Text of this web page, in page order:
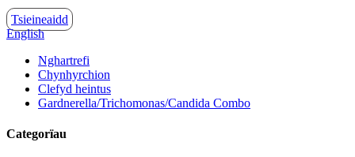
Tsieineaidd
English
Nghartrefi
Chynhyrchion
Clefyd heintus
Gardnerella/Trichomonas/Candida Combo
Categorïau